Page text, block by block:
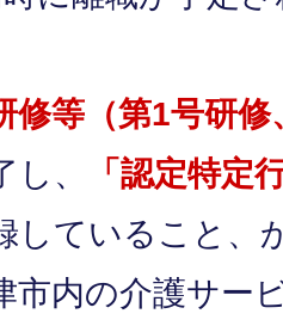
修等（第1号研
し、
「認定特定
していること、
市内の介護サー